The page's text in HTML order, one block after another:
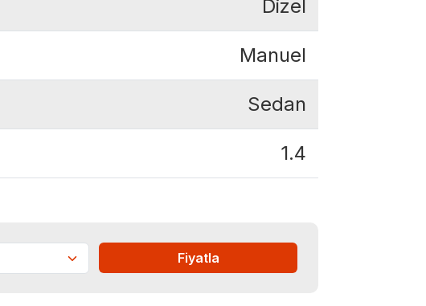
Dizel
Manuel
Sedan
1.4
Fiyatla